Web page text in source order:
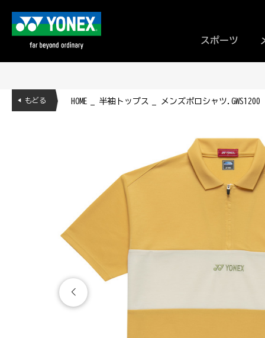
スポーツ
HOME 半袖トップス メンズポロシャツ.GWS1200
◀ もどる